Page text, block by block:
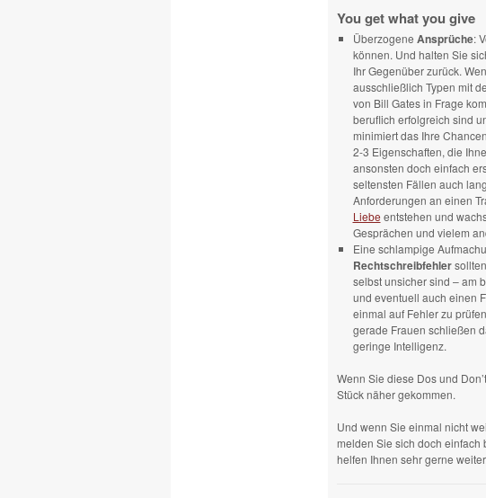
You get what you give
Überzogene Ansprüche:
können. Und halten Sie
Ihr Gegenüber zurück.
ausschließlich Typen mit
von Bill Gates in Frage
beruflich erfolgreich sind
minimiert das Ihre
2-3 Eigenschaften, die
ansonsten doch einfach
seltensten Fällen auch
Anforderungen an einen
Liebe entstehen und
Gesprächen und vielem
Eine schlampige
Rechtschreibfehler
selbst unsicher sind – am
und eventuell auch einen
einmal auf Fehler zu
gerade Frauen schließen
geringe Intelligenz.
Wenn Sie diese Dos und
Stück näher gekommen.
Und wenn Sie einmal nicht
melden Sie sich doch einfach
helfen Ihnen sehr gerne weiter.